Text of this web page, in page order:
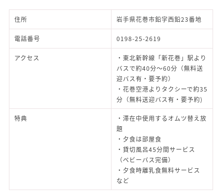
住所 岩手県花巻市鉛字西鉛23番地
電話番号 0198-25-2619
アクセス
・東北新幹線「新花巻」駅より
バスで約40分～60分（無料送
迎バス有・要予約）
・花巻空港よりタクシーで約35
分（無料送迎バス有・要予約)
特典
・滞在中使用するオムツ替え放
題
・夕食は部屋食
・貸切風呂45分間サービス
（ベビーバス完備）
・夕食時離乳食無料サービス
など